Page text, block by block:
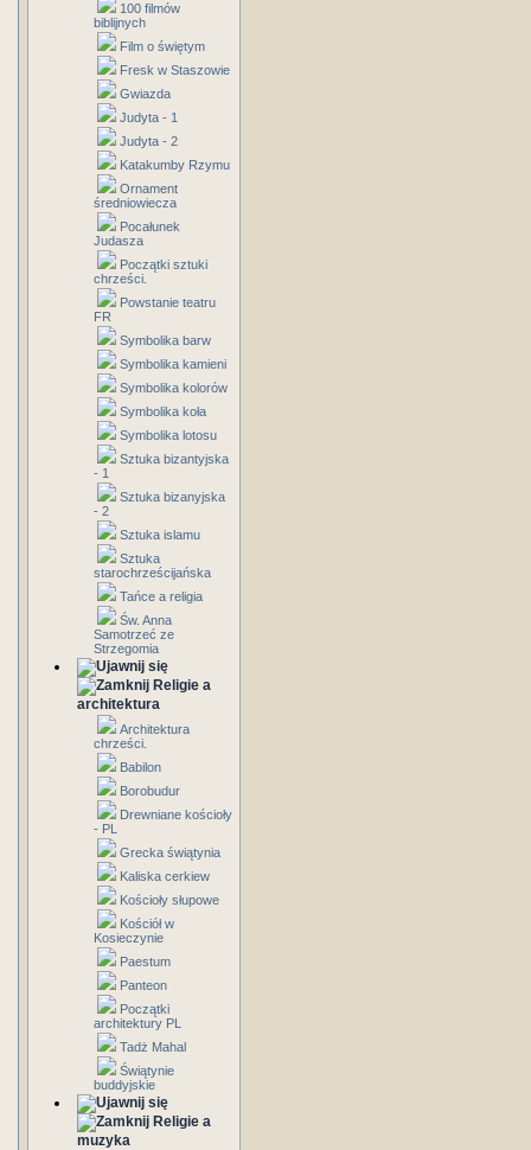
100 filmów
biblijnych
Film o świętym
Fresk w Staszowie
Gwiazda
Judyta - 1
Judyta - 2
Katakumby Rzymu
Ornament
średniowiecza
Pocałunek
Judasza
Początki sztuki
chrześci.
Powstanie teatru
FR
Symbolika barw
Symbolika kamieni
Symbolika kolorów
Symbolika koła
Symbolika lotosu
Sztuka bizantyjska
- 1
Sztuka bizanyjska
- 2
Sztuka islamu
Sztuka
starochrześcijańska
Tańce a religia
Św. Anna
Samotrzeć ze
Strzegomia
Religie a
architektura
Architektura
chrześci.
Babilon
Borobudur
Drewniane kościoły
- PL
Grecka świątynia
Kaliska cerkiew
Kościoły słupowe
Kościół w
Kosieczynie
Paestum
Panteon
Początki
architektury PL
Tadż Mahal
Świątynie
buddyjskie
Religie a
muzyka